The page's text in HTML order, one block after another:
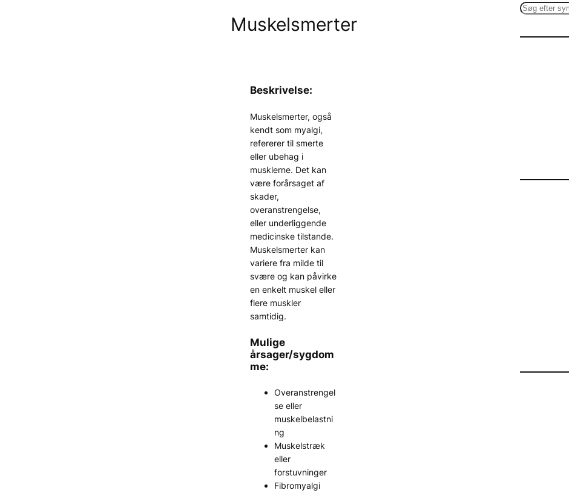
Muskelsmerter
Beskrivelse:
Muskelsmerter, også
kendt som myalgi,
refererer til smerte
eller ubehag i
musklerne. Det kan
være forårsaget af
skader,
overanstrengelse,
eller underliggende
medicinske tilstande.
Muskelsmerter kan
variere fra milde til
svære og kan påvirke
en enkelt muskel eller
flere muskler
samtidig.
Mulige
årsager/sygdom
me:
Overanstrengel
se eller
muskelbelastni
ng
Muskelstræk
eller
forstuvninger
Fibromyalgi
S
a